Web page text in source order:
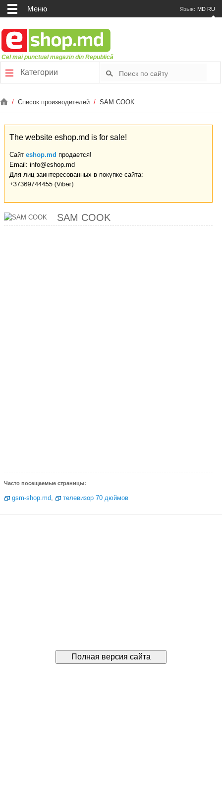
Меню Язык: MD RU
Cel mai punctual magazin din Republică
Категории
/ Список производителей / SAM COOK
The website eshop.md is for sale!
Сайт eshop.md продается!
Email: info@eshop.md
Для лиц заинтересованных в покупке сайта:
SAM COOK
Часто посещаемые страницы:
gsm-shop.md, телевизор 70 дюймов